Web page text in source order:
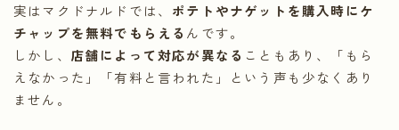
実はマクドナルドでは、 ポテトやナゲットを購入時にケ
チャップを無料でもらえる んです。
しかし、 店舗によって対応が異なる こともあり、「もら
えなかった」「有料と言われた」という声も少なくあり
ません。